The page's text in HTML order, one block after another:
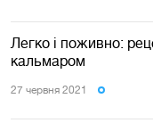
Легко і поживно:
кальмаром
27 червня 2021